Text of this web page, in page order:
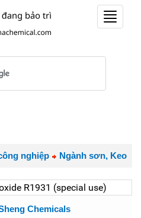
Toggle
nghiệp
Ngành sơn, Keo
Chemicals